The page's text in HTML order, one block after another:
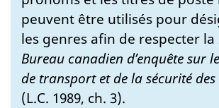
peuvent être utilisés pour
les genres afin de respecter la
Bureau canadien d’enquête sur
de transport et de la sécurité
(L.C. 1989, ch. 3).